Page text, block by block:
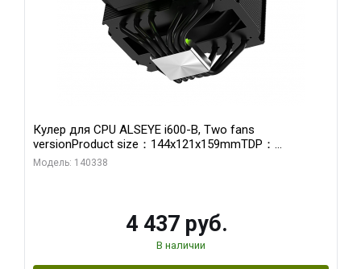
Кулер для CPU ALSEYE i600-B, Two fans
versionProduct size：144x121x159mmTDP：
270WSoldering technology CD textureApplication:Intel：
Модель: 140338
4 437 руб.
В наличии